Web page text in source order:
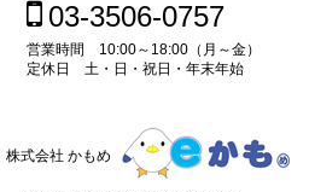
03-3506-0757
営業時間 10:00～18:00（月～金）
定休日 土・日・祝日・年末年始
株式会社 かもめ